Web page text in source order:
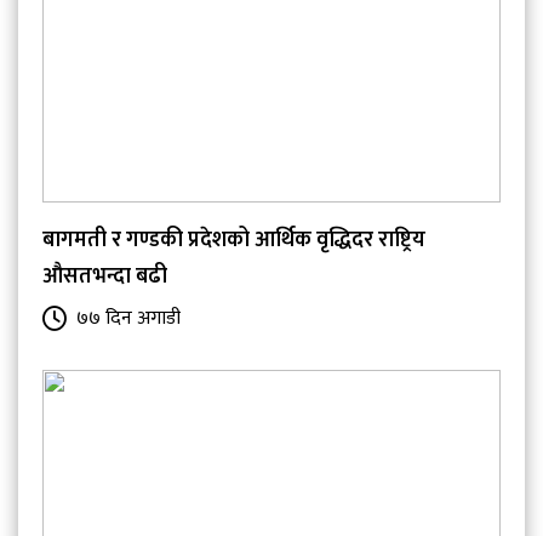
बागमती र गण्डकी प्रदेशको आर्थिक वृद्धिदर राष्ट्रिय
औसतभन्दा बढी
७७ दिन अगाडी